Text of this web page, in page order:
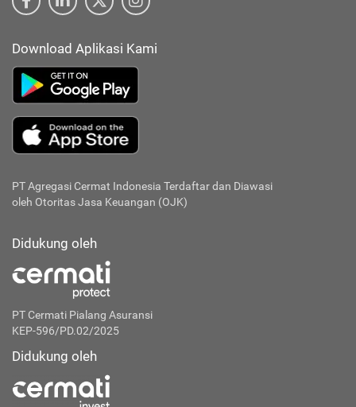
Download Aplikasi Kami
PT Agregasi Cermat Indonesia Terdaftar dan Diawasi
oleh Otoritas Jasa Keuangan (OJK)
Didukung oleh
PT Cermati Pialang Asuransi
KEP-596/PD.02/2025
Didukung oleh